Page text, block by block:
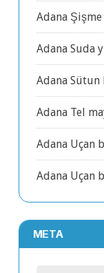
Adana
Adana Suda
Adana Sütun
Adana Tel
Adana Uçan
Adana Uçan
META